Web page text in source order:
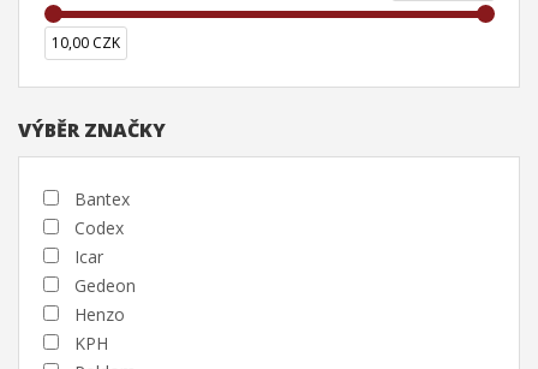
10,00 CZK
VÝBĚR ZNAČKY
Bantex
Codex
Icar
Gedeon
Henzo
KPH